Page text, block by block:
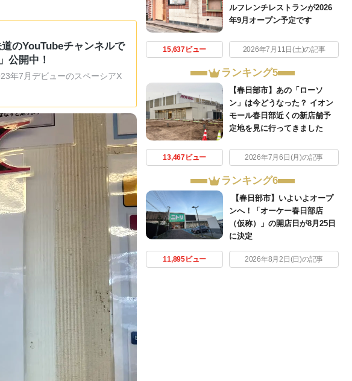
のYouTubeチャンネルで
公開中！
年7月デビューのスペーシアX
ルフレンチレストランが2026
年9月オープン予定です
15,637ビュー 2026年7月11日(土)の記事
ランキング5
【春日部市】あの「ローソ
ン」は今どうなった？ イオン
モール春日部近くの新店舗予
定地を見に行ってきました
13,467ビュー 2026年7月6日(月)の記事
ランキング6
【春日部市】いよいよオープ
ンへ！「オーケー春日部店
（仮称）」の開店日が8月25日
に決定
11,895ビュー 2026年8月2日(日)の記事